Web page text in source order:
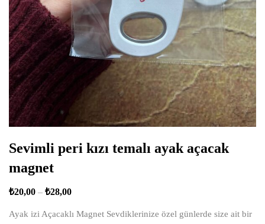
Sevimli peri kızı temalı ayak açacak
magnet
₺20,00 – ₺28,00
Ayak izi Açacaklı Magnet Sevdiklerinize özel günlerde size ait bir